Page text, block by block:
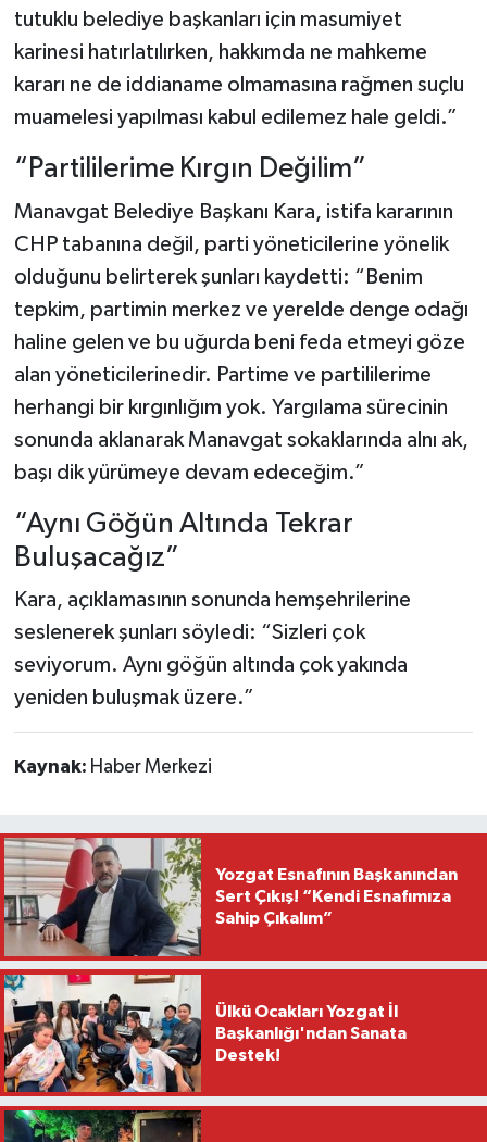
tutuklu belediye başkanları için masumiyet
karinesi hatırlatılırken, hakkımda ne mahkeme
kararı ne de iddianame olmamasına rağmen suçlu
muamelesi yapılması kabul edilemez hale geldi.”
“Partililerime Kırgın Değilim”
Manavgat Belediye Başkanı Kara, istifa kararının
CHP tabanına değil, parti yöneticilerine yönelik
olduğunu belirterek şunları kaydetti: “Benim
tepkim, partimin merkez ve yerelde denge odağı
haline gelen ve bu uğurda beni feda etmeyi göze
alan yöneticilerinedir. Partime ve partililerime
herhangi bir kırgınlığım yok. Yargılama sürecinin
sonunda aklanarak Manavgat sokaklarında alnı ak,
başı dik yürümeye devam edeceğim.”
“Aynı Göğün Altında Tekrar
Buluşacağız”
Kara, açıklamasının sonunda hemşehrilerine
seslenerek şunları söyledi: “Sizleri çok
seviyorum. Aynı göğün altında çok yakında
yeniden buluşmak üzere.”
Kaynak: Haber Merkezi
Yozgat Esnafının Başkanından
Sert Çıkış! “Kendi Esnafımıza
Sahip Çıkalım”
Ülkü Ocakları Yozgat İl
Başkanlığı'ndan Sanata
Destek!